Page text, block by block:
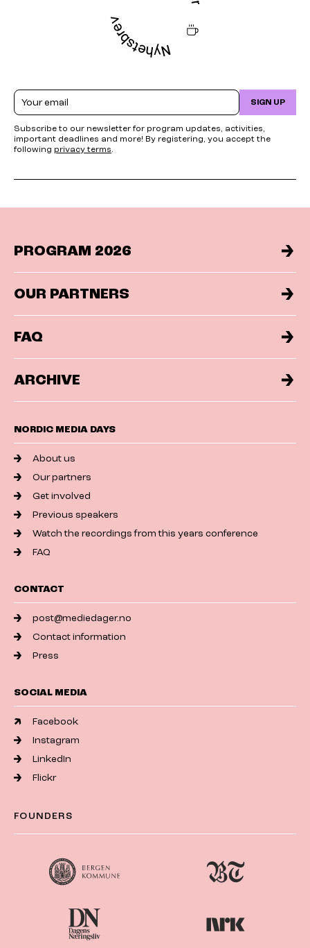
Email SIGN UP
Subscribe to our newsletter for program updates, activities,
important deadlines and more! By registering, you accept the
following privacy terms.
PROGRAM 2026
OUR PARTNERS
FAQ
ARCHIVE
NORDIC MEDIA DAYS
About us
Our partners
Get involved
Previous speakers
Watch the recordings from this years conference
FAQ
CONTACT
post@mediedager.no
Contact information
Press
SOCIAL MEDIA
Facebook
Instagram
LinkedIn
Flickr
FOUNDERS